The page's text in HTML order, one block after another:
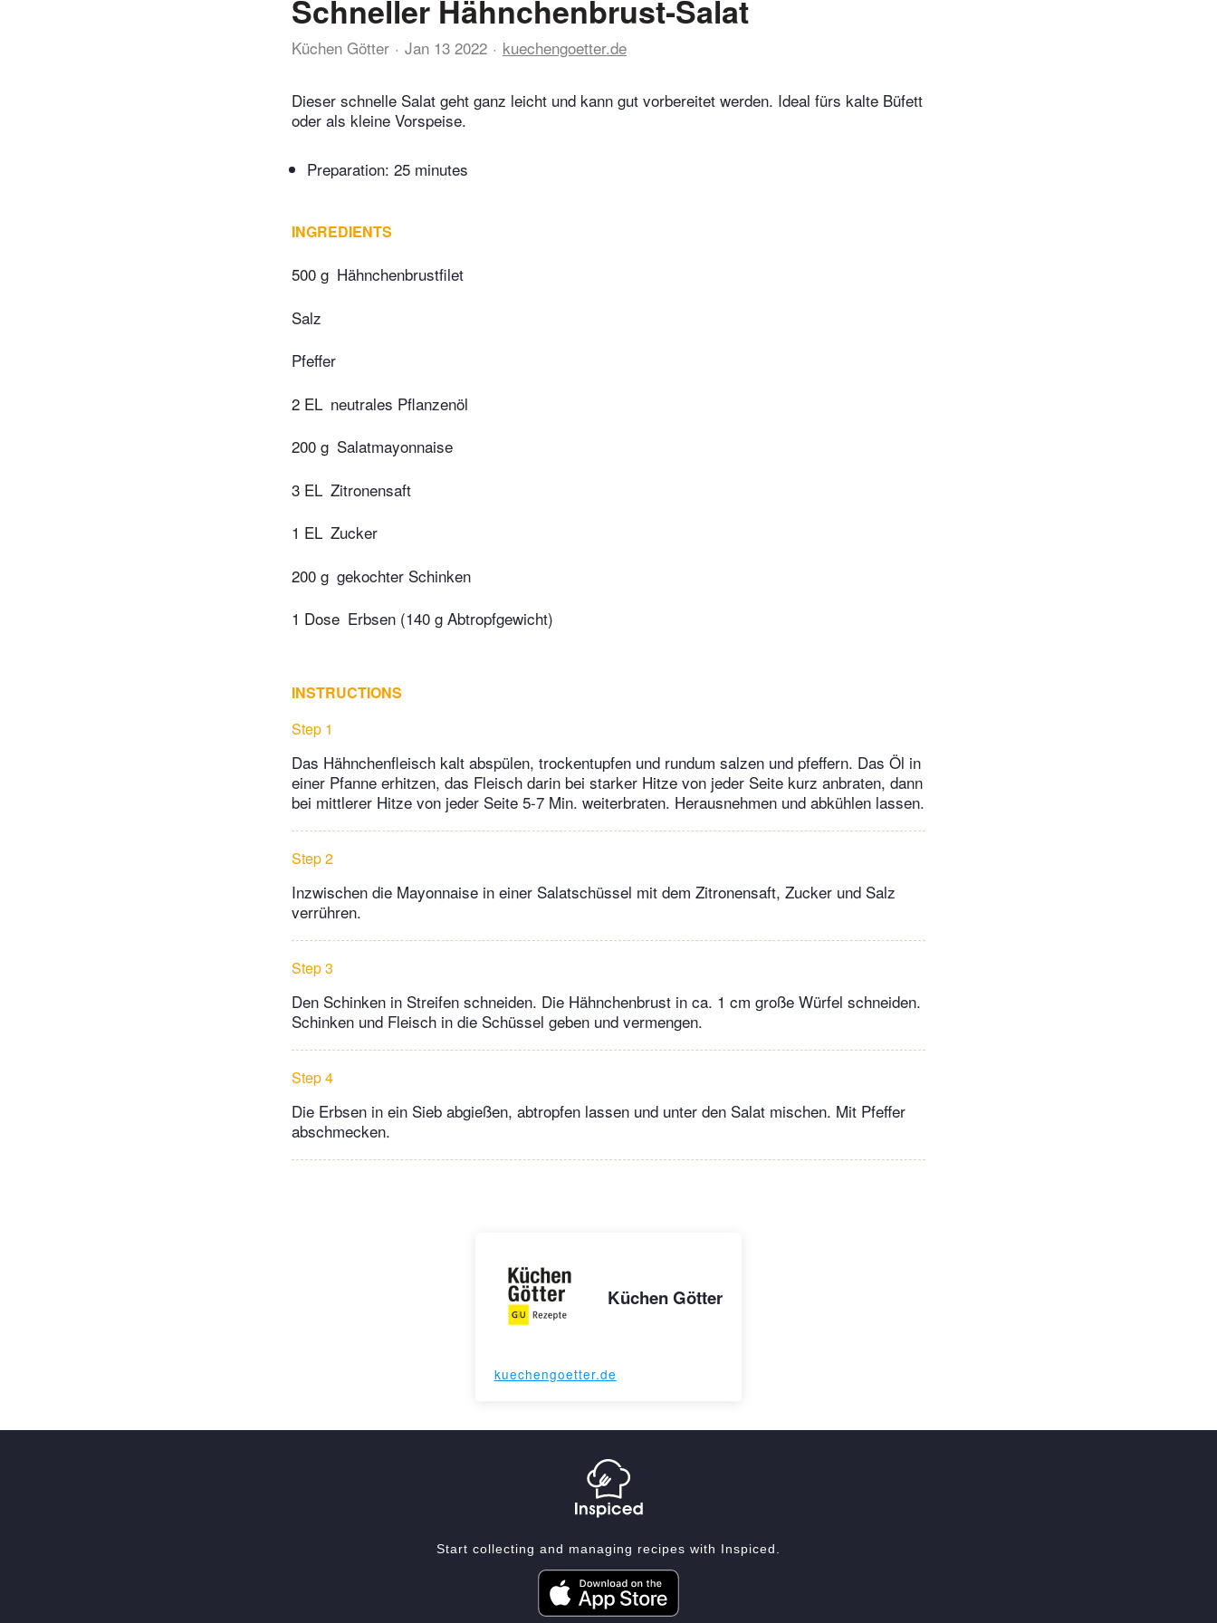
Schneller Hähnchenbrust-Salat
Küchen Götter Jan 13 2022 kuechengoetter.de
Dieser schnelle Salat geht ganz leicht und kann gut vorbereitet werden. Ideal fürs kalte Büfett
oder als kleine Vorspeise.
Preparation: 25 minutes
INGREDIENTS
500 g Hähnchenbrustfilet
Salz
Pfeffer
2 EL neutrales Pflanzenöl
200 g Salatmayonnaise
3 EL Zitronensaft
1 EL Zucker
200 g gekochter Schinken
1 Dose Erbsen (140 g Abtropfgewicht)
INSTRUCTIONS
Step 1
Das Hähnchenfleisch kalt abspülen, trockentupfen und rundum salzen und pfeffern. Das Öl in
einer Pfanne erhitzen, das Fleisch darin bei starker Hitze von jeder Seite kurz anbraten, dann
bei mittlerer Hitze von jeder Seite 5-7 Min. weiterbraten. Herausnehmen und abkühlen lassen.
Step 2
Inzwischen die Mayonnaise in einer Salatschüssel mit dem Zitronensaft, Zucker und Salz
verrühren.
Step 3
Den Schinken in Streifen schneiden. Die Hähnchenbrust in ca. 1 cm große Würfel schneiden.
Schinken und Fleisch in die Schüssel geben und vermengen.
Step 4
Die Erbsen in ein Sieb abgießen, abtropfen lassen und unter den Salat mischen. Mit Pfeffer
abschmecken.
Küchen Götter
kuechengoetter.de
Start collecting and managing recipes with Inspiced.